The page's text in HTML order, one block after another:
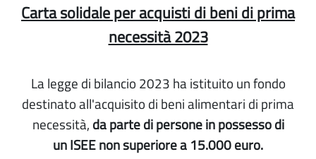
Carta solidale per acquisti di beni di prima
necessità 2023
La legge di bilancio 2023 ha istituito un fondo
destinato all'acquisito di beni alimentari di prima
necessità, da parte di persone in possesso di
un ISEE non superiore a 15.000 euro.